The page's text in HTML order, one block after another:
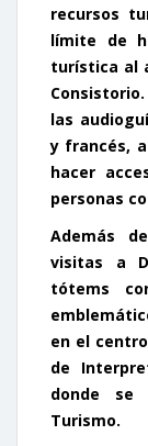
recursos
límite de
turística al
las
y francés,
hacer
personas
Además
visitas a
tótems
en el
de
donde se
Turismo.